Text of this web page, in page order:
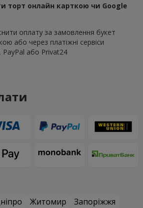
торт онлайн карткою чи Google
оплату за замовлення букет
або через платіжні сервіси
PayPal або Privat24
Житомир
Запоріжжя